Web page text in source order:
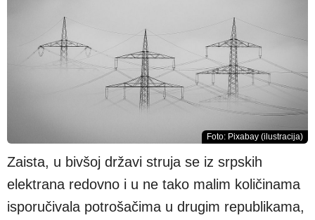
Foto: Pixabay (ilustracija)
Zaista, u bivšoj državi struja se iz srpskih
elektrana redovno i u ne tako malim količinama
isporučivala potrošačima u drugim republikama,